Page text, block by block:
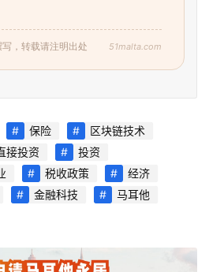
写，转载请注明出处 51malta.com
保险
区块链技术
接投资
投资
税收政策
经济
金融科技 马耳他